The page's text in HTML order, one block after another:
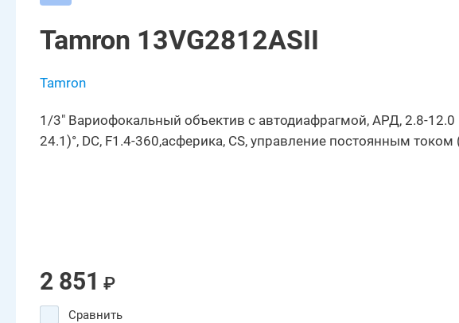
Tamron 13VG2812ASII
Tamron
1/3" Вариофокальный объектив с автодиафрагмой, АРД, 2.8-
24.1)°, DC, F1.4-360,асферика, CS, управление постоянным током
2 851 ₽
Сравнить